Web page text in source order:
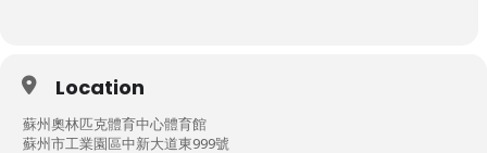
Location
蘇州奧林匹克體育中心體育館
蘇州市工業園區中新大道東999號